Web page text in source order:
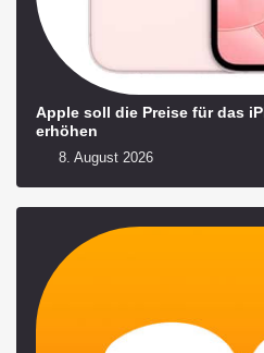
Apple soll die Preise für das
erhöhen
8. August 2026